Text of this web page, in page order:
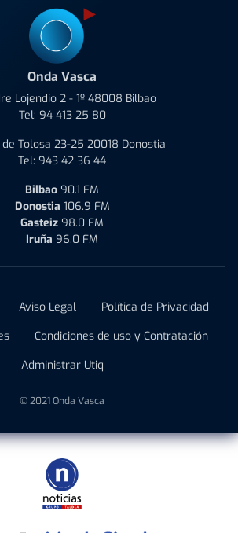
Onda Vasca
Lojendio 2 - 1º 48008 Bilbao
Tel: 94 413 25 80
Tolosa 23-25 20018 Donostia
Tel: 943 42 36 44
Bilbao 90.1 FM
Donostia 106.9 FM
Gasteiz 98.0 FM
Iruña 96.0 FM
Aviso Legal
Política de Privacidad
Condiciones de uso y Contratación
Administrar Utiq
© 2021 Onda Vasca